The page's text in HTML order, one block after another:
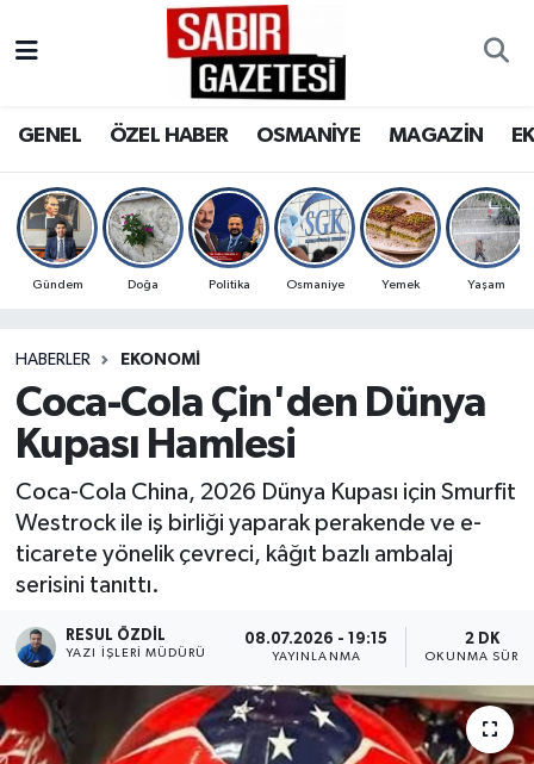
GENEL ÖZEL HABER OSMANİYE MAGAZİN
Gündem Doğa Politika Osmaniye Yemek Yaşam
HABERLER EKONOMI
Coca-Cola Çin'den Dünya
Kupası Hamlesi
Coca-Cola China, 2026 Dünya Kupası için Smurfit
Westrock ile iş birliği yaparak perakende ve e-
ticarete yönelik çevreci, kâğıt bazlı ambalaj
serisini tanıttı.
RESUL ÖZDIL
YAZI İŞLERI MÜDÜRÜ
08.07.2026 - 19:15
YAYINLANMA
2 DK
OKUNMA
OSMANİYE
MAGAZİN
SPOR
RESMİ İLANLAR
Osmaniye Nöbetçi Eczaneler
Osmaniye Trafik Yoğunluk Haritası
Süper Lig Puan Durumu ve Fikstür
Son Dakika Haberleri
Haber Arşivi